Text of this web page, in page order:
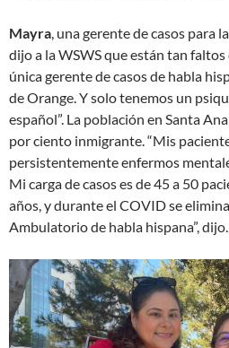
Mayra, una gerente de casos para
dijo a la WSWS que están tan faltos
única gerente de casos de habla
de Orange. Y solo tenemos un
español”. La población en Santa
por ciento inmigrante. “Mis
persistentemente enfermos
Mi carga de casos es de 45 a 50
años, y durante el COVID se
Ambulatorio de habla hispana”, dijo.